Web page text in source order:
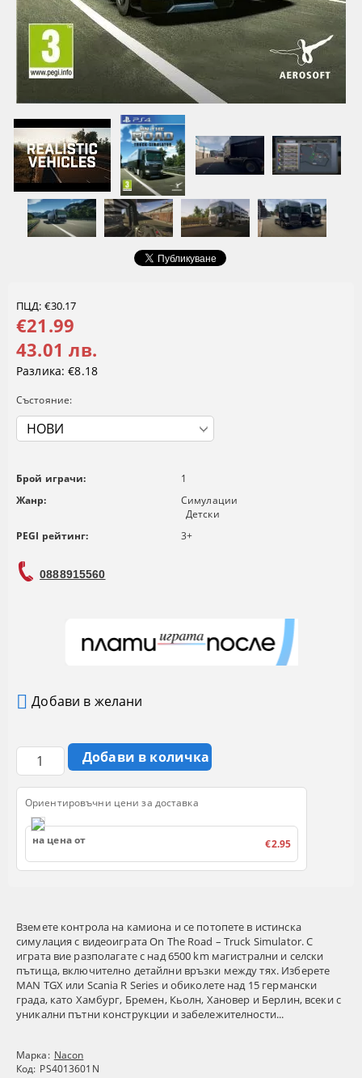
Вземете контрола на камиона и се потопете в истинска
симулация с видеоиграта On The Road – Truck Simulator. С
играта вие разполагате с над 6500 km магистрални и селски
пътища, включително детайлни връзки между тях. Изберете
MAN TGX или Scania R Series и обиколете над 15 германски
града, като Хамбург, Бремен, Кьолн, Хановер и Берлин, всеки с
уникални пътни конструкции и забележителности...
Марка: Nacon
Код: PS4013601N
ПЦД: €30.17
€21.99
43.01 лв.
Разлика: €8.18
Състояние:
Брой играчи:
1
Жанр:
Симулации
Детски
PEGI рейтинг:
3+
0888915560
Добави в желани
Ориентировъчни цени за доставка
на цена от €2.95